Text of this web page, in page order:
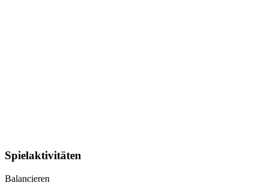
Spielaktivitäten
Balancieren